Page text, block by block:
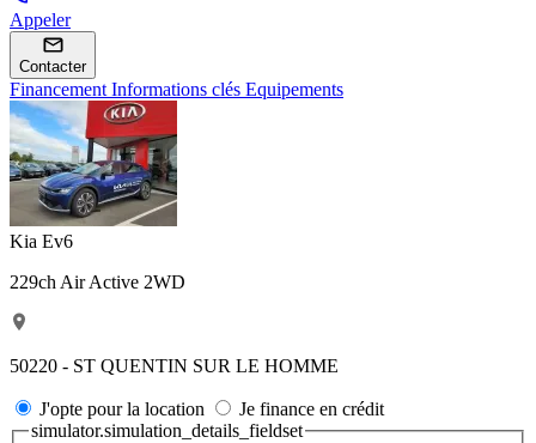
Appeler
Contacter
Financement Informations clés Equipements
Kia Ev6
229ch Air Active 2WD
50220 - ST QUENTIN SUR LE HOMME
J'opte pour la location
Je finance en crédit
simulator.simulation_details_fieldset